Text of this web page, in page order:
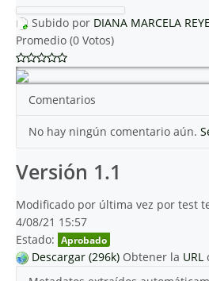
Subido por DIANA MARCELA
Promedio (0 Votos)
Comentarios
No hay ningún comentario aún.
Versión 1.1
Modificado por última vez por test
4/08/21 15:57
Estado: Aprobado
Descargar (296k) Obtener la URL